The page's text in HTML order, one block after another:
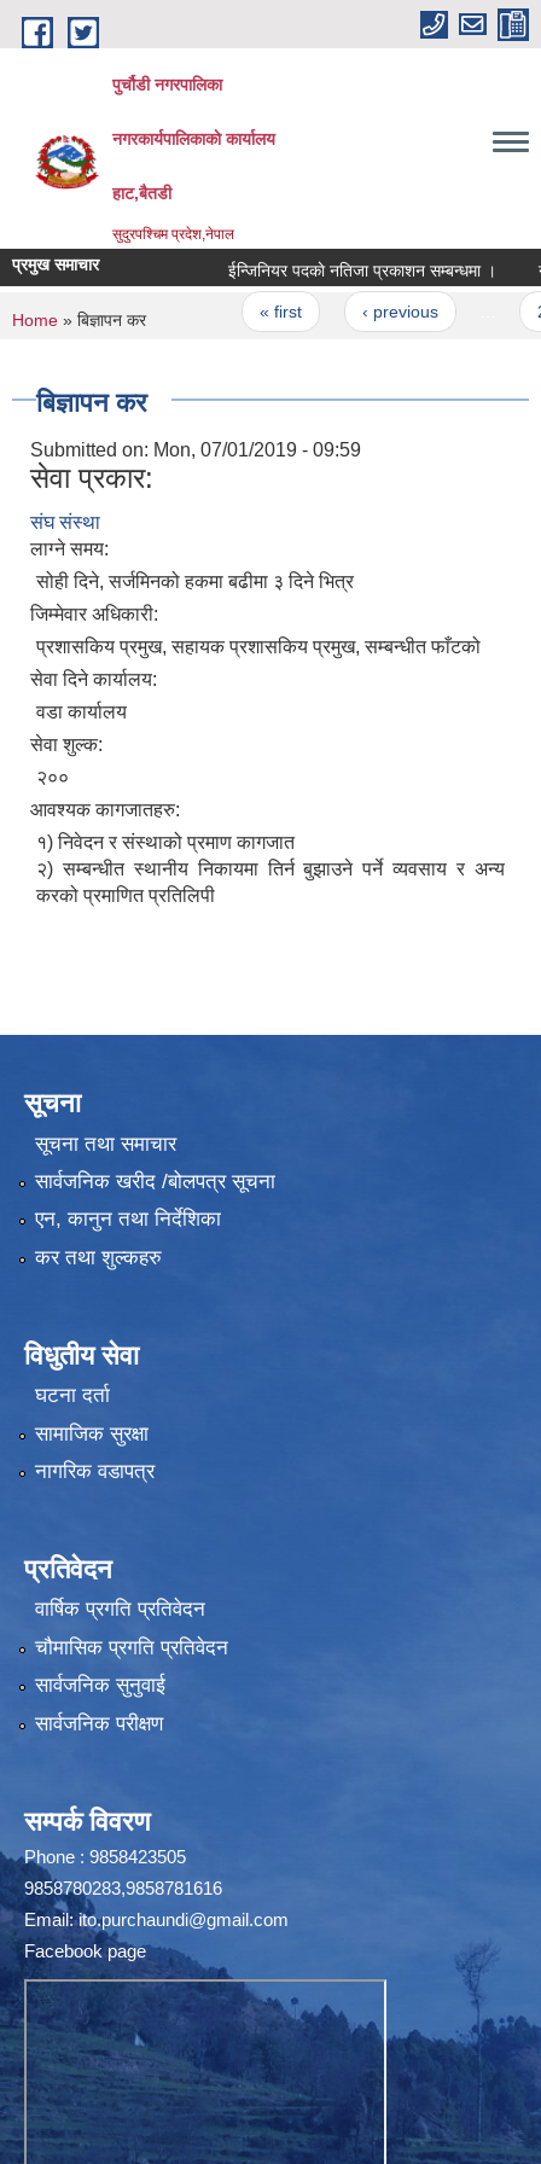
Skip to main content
पुर्चौडी नगरपालिका
नगरकार्यपालिकाकाे कार्यालय
हाट,बैतडी
सुदुरपश्चिम प्रदेश,नेपाल
प्रमुख समाचार ईन्जिनियर पदकाे नतिजा प्रकाशन सम्बन्धमा ।
Pages
« first ‹ previous
You are here
Home » बिज्ञापन कर
बिज्ञापन कर
Submitted on: Mon, 07/01/2019 - 09:59
सेवा प्रकार:
संघ संस्था
लाग्ने समय:
सोही दिने, सर्जमिनको हकमा बढीमा ३ दिने भित्र
जिम्मेवार अधिकारी:
प्रशासकिय प्रमुख, सहायक प्रशासकिय प्रमुख, सम्बन्धीत फाँटको
सेवा दिने कार्यालय:
वडा कार्यालय
सेवा शुल्क:
२००
आवश्यक कागजातहरु:
१) निवेदन र संस्थाको प्रमाण कागजात
२) सम्बन्धीत स्थानीय निकायमा तिर्न बुझाउने पर्ने व्यवसाय र अन्य
करको प्रमाणित प्रतिलिपी
सूचना
सूचना तथा समाचार
सार्वजनिक खरीद /बोलपत्र सूचना
एन, कानुन तथा निर्देशिका
कर तथा शुल्कहरु
विधुतीय सेवा
घटना दर्ता
सामाजिक सुरक्षा
नागरिक वडापत्र
प्रतिवेदन
वार्षिक प्रगति प्रतिवेदन
चौमासिक प्रगति प्रतिवेदन
सार्वजनिक सुनुवाई
सार्वजनिक परीक्षण
सम्पर्क विवरण
Phone : 9858423505
9858780283,9858781616
Email:ito.purchaundi@gmail.com
Facebook page